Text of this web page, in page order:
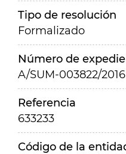
Tipo de resolución
Formalizado
Número de
A/SUM-003822/2016
Referencia
633233
Código de la